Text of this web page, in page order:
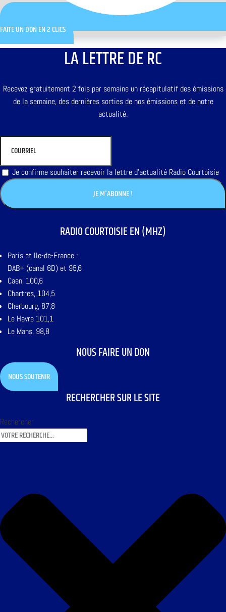
FAITE UN DON EN 2 CLICS
LA LETTRE DE RC
Recevez gratuitement 2 fois par semaine un récapitulatif des émissions
de la semaine, des dernières sorties de nos émissions et de notre
actualité.
Je confirme souhaiter recevoir la lettre d'actualité Radio Courtoisie
RADIO COURTOISIE EN (MHZ)
Paris et Ile-de-France :
DAB+ (canal 6D) et 95,6
Caen, 100,6
Chartres, 104,5
Cherbourg, 87,8
Le Havre 101,1
Le Mans, 98,8
NOUS FAIRE UN DON
NOUS SOUTENIR
RECHERCHER SUR LE SITE
Rechercher